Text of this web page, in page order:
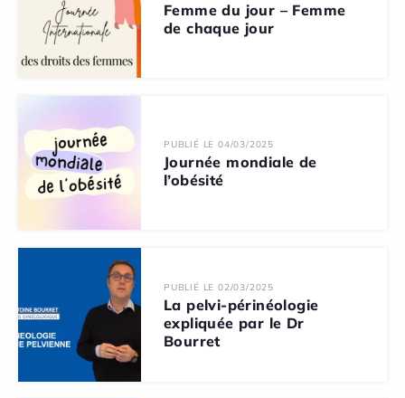
Femme du jour – Femme
de chaque jour
PUBLIÉ LE 04/03/2025
Journée mondiale de
l’obésité
PUBLIÉ LE 02/03/2025
La pelvi-périnéologie
expliquée par le Dr
Bourret